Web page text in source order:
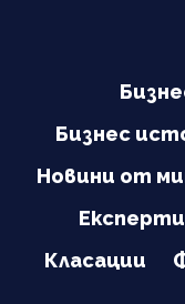
Бизнес
Новини от
Експерти
Класации